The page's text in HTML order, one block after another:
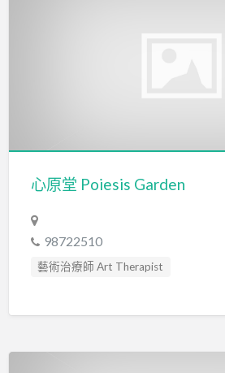
心原堂 Poiesis Garden
98722510
藝術治療師 Art Therapist